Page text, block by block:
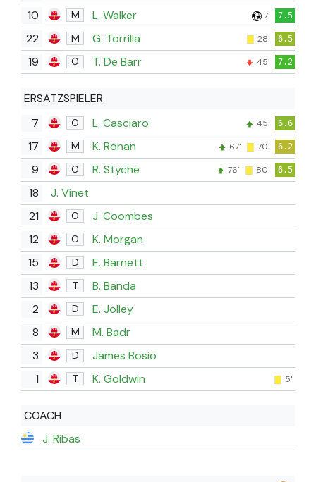
10 M L. Walker 7' 7.5
22 M G. Torrilla 28' 6.5
19 O T. De Barr 45' 7.2
ERSATZSPIELER
7
O L. Casciaro 45' 6.6
17 M K. Ronan 67' 70' 6.2
9 O R. Styche 76' 80' 6.5
18
J. Vinet
21
O
J. Coombes
12
O
K. Morgan
15
D
E. Barnett
13
T
B. Banda
2
D
E. Jolley
8
M
M. Badr
3
D
James Bosio
1
T K. Goldwin 5'
COACH
J. Ribas